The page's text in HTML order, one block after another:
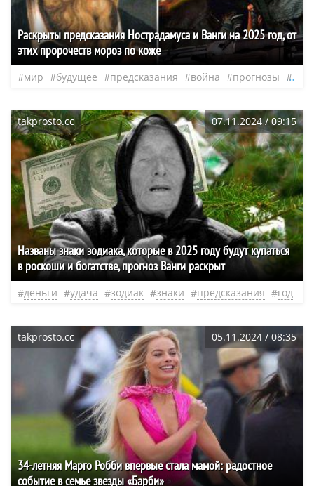
Раскрыты предсказания Нострадамуса и Ванги на 2025 год, от
этих пророчеств мороз по коже
мир будущее предсказания война прогнозы кож
takprosto.cc 07.11.2024 / 09:15
Названы знаки зодиака, которые в 2025 году будут купаться
в роскоши и богатстве, прогноз Ванги раскрыт
деньги удача зодиак знаки предсказания год
takprosto.cc 05.11.2024 / 08:35
34-летняя Марго Робби впервые стала мамой: радостное
событие в семье звезды «Барби»